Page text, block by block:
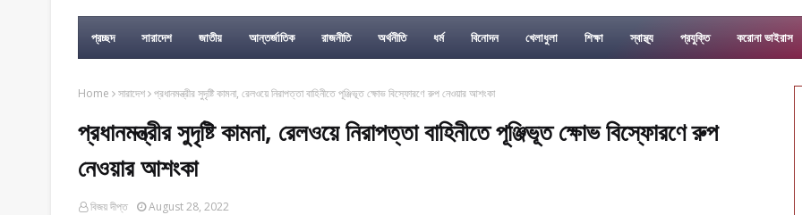
প্রচ্ছদ সারাদেশ জাতীয় আন্তর্জাতিক রাজনীতি অর্থনীতি ধর্ম বিনোদন খেলাধুলা শিক্ষা স্বাস্থ্য প্রযুক্তি করোনা ভাইরাস
Home সারাদেশ প্রধানমন্ত্রীর সুদৃষ্টি কামনা, রেলওয়ে নিরাপত্তা বাহিনীতে পূঞ্জিভূত ক্ষোভ বিস্ফোরণে রুপ নেওয়ার আশংকা
প্রধানমন্ত্রীর সুদৃষ্টি কামনা, রেলওয়ে নিরাপত্তা বাহিনীতে পূঞ্জিভূত ক্ষোভ বিস্ফোরণে রুপ
নেওয়ার আশংকা
বিজয় দীপ্ত August 28, 2022